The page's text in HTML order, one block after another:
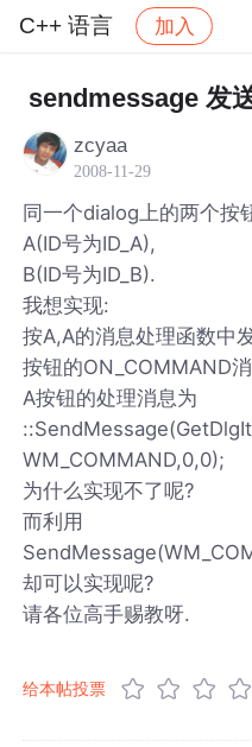
C++ 语言 加入
帖
sendmessage 发
zcyaa
2008-11-29
同一个dialog上的两个按
A(ID号为ID_A),
B(ID号为ID_B).
我想实现:
按A,A的消息处理函数中
按钮的ON_COMMAND
A按钮的处理消息为
WM_COMMAND,0,0);
为什么实现不了呢?
而利用
却可以实现呢?
请各位高手赐教呀.
给本帖投票